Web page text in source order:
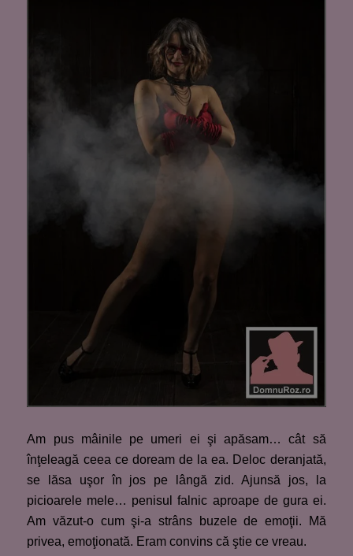
Am pus mâinile pe umeri ei şi apăsam… cât să
înţeleagă ceea ce doream de la ea. Deloc deranjată,
se lăsa uşor în jos pe lângă zid. Ajunsă jos, la
picioarele mele… penisul falnic aproape de gura ei.
Am văzut-o cum şi-a strâns buzele de emoţii. Mă
privea, emoţionată. Eram convins că ştie ce vreau.